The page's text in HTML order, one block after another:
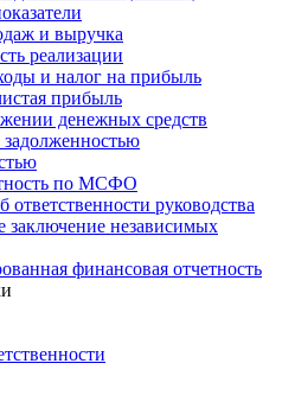
и выручка
реализации
и налог на прибыль
прибыль
денежных средств
по МСФО
ответственности руководства
заключение независимых
финансовая отчетность